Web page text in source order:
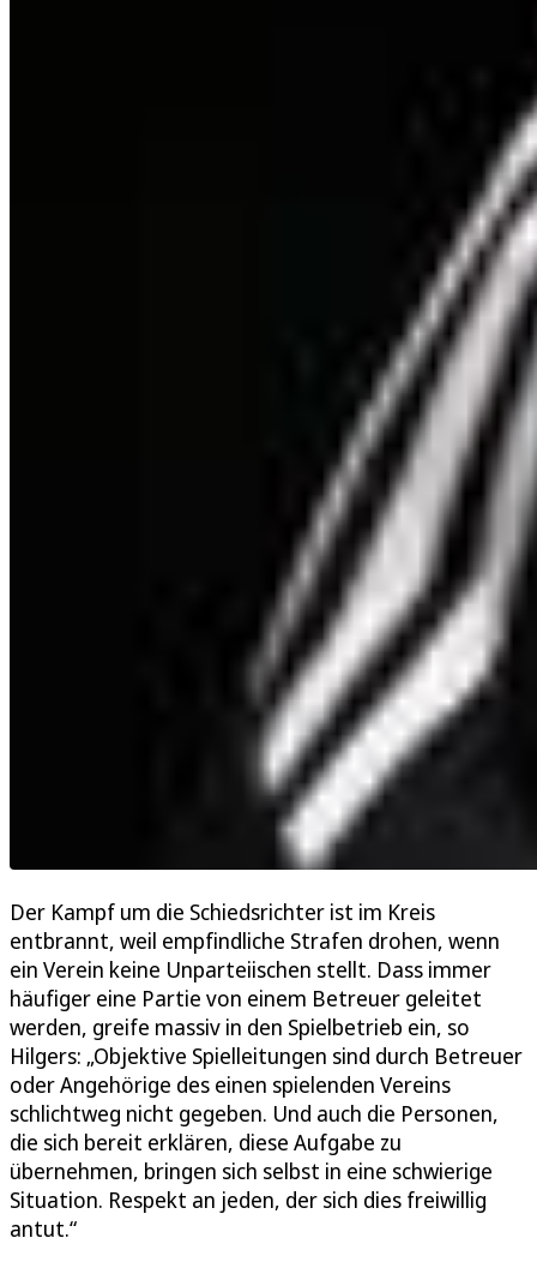
Der Kampf um die Schiedsrichter ist im Kreis
entbrannt, weil empfindliche Strafen drohen, wenn
ein Verein keine Unparteiischen stellt. Dass immer
häufiger eine Partie von einem Betreuer geleitet
werden, greife massiv in den Spielbetrieb ein, so
Hilgers: „Objektive Spielleitungen sind durch Betreuer
oder Angehörige des einen spielenden Vereins
schlichtweg nicht gegeben. Und auch die Personen,
die sich bereit erklären, diese Aufgabe zu
übernehmen, bringen sich selbst in eine schwierige
Situation. Respekt an jeden, der sich dies freiwillig
antut.“